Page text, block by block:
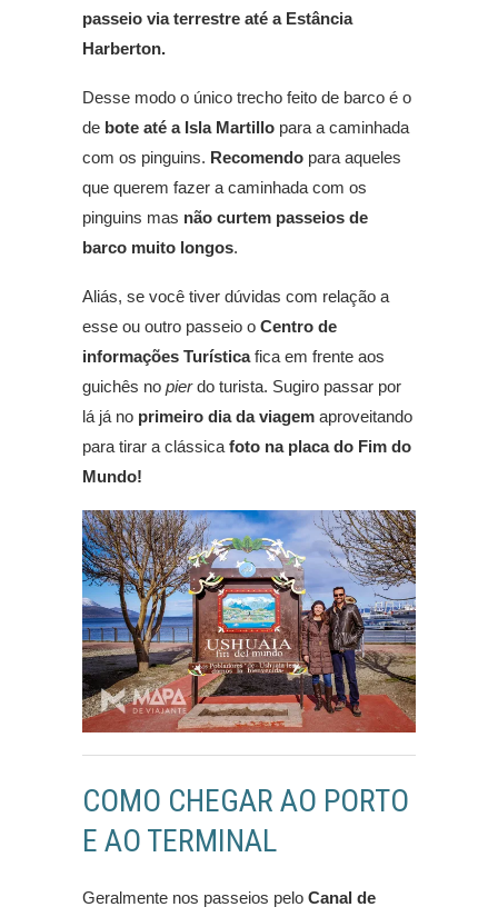
passeio via terrestre até a Estância
Harberton.
Desse modo o único trecho feito de barco é o
de bote até a Isla Martillo para a caminhada
com os pinguins. Recomendo para aqueles
que querem fazer a caminhada com os
pinguins mas não curtem passeios de
barco muito longos.
Aliás, se você tiver dúvidas com relação a
esse ou outro passeio o Centro de
informações Turísticafica em frente aos
guichês no pierdo turista. Sugiro passar por
lá já no primeiro dia da viagem aproveitando
para tirar a clássica foto na placa do Fim do
Mundo!
COMO CHEGAR AO PORTO
E AO TERMINAL
Geralmente nos passeios pelo Canal de